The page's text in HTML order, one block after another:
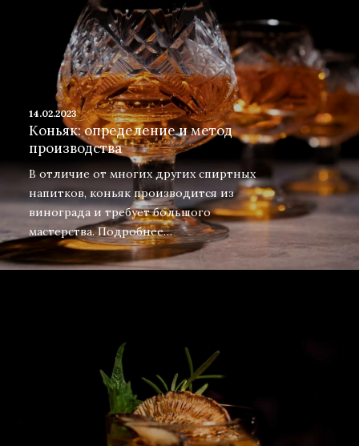
14.02.2023
Коньяк: определение и метод
производства
В отличие от многих других спиртных
напитков, коньяк производится из
винограда и требует большого
мастерства. Подробнее…